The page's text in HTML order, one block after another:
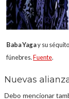
Baba Yagay su
fúnebres.Fuente.
Nuevas
Debo mencionar